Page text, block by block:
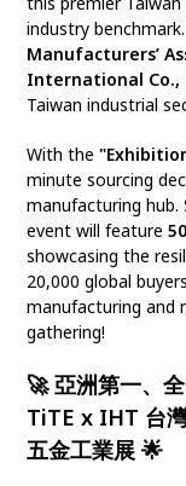
industry
Manufacturers’
International Co.,
Taiwan industrial
With the
minute sourcing
manufacturing hub.
event will feature
showcasing the
20,000 global
manufacturing and
gathering!
🚀亞洲第一、
TiTE x IHT 台
五金工業展🌟